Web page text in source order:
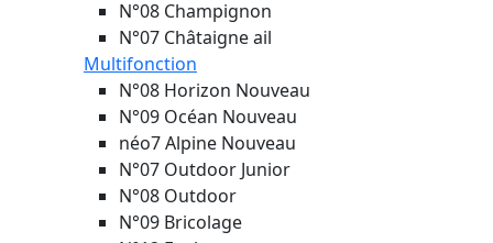
N°08 Champignon
N°07 Châtaigne ail
Multifonction
N°08 Horizon Nouveau
N°09 Océan Nouveau
néo7 Alpine Nouveau
N°07 Outdoor Junior
N°08 Outdoor
N°09 Bricolage